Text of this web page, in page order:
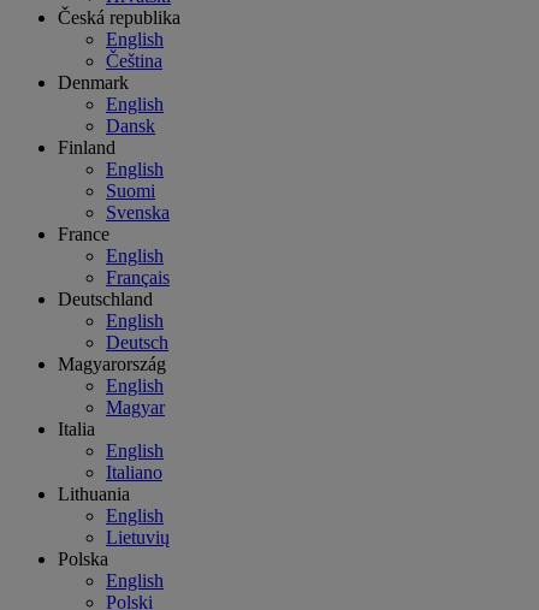
Česká republika
English
Čeština
Denmark
English
Dansk
Finland
English
Suomi
Svenska
France
English
Français
Deutschland
English
Deutsch
Magyarország
English
Magyar
Italia
English
Italiano
Lithuania
English
Lietuvių
Polska
English
Polski